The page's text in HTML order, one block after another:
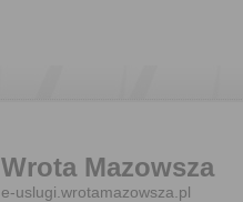
Wrota Mazowsza
e-uslugi.wrotamazowsza.pl